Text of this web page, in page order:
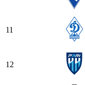
11
12